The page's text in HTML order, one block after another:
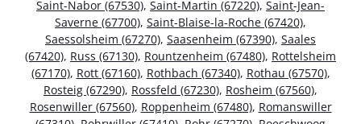
Saint-Nabor (67530), Saint-Martin (67220), Saint-Jean-
Saverne (67700), Saint-Blaise-la-Roche (67420),
Saessolsheim (67270), Saasenheim (67390), Saales
(67420), Russ (67130), Rountzenheim (67480), Rottelsheim
(67170), Rott (67160), Rothbach (67340), Rothau (67570),
Rosteig (67290), Rossfeld (67230), Rosheim (67560),
Rosenwiller (67560), Roppenheim (67480), Romanswiller